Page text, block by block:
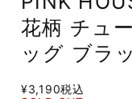
花柄 チュ
ッグ ブラ
¥3,190税込